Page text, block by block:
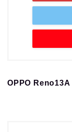
OPPO Reno13A